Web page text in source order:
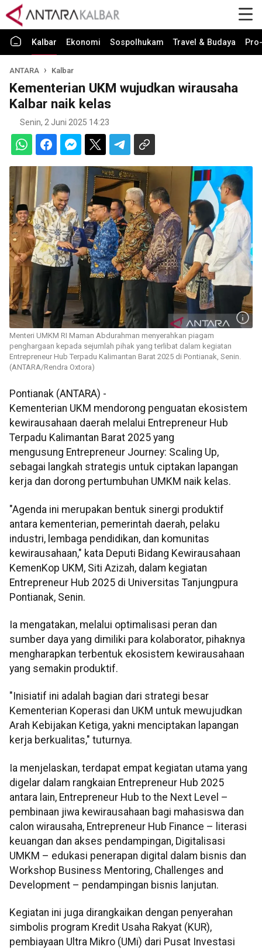
Kalbar Ekonomi Sospolhukam Travel & Budaya
ANTARA Kalbar
Kementerian UKM wujudkan wirausaha
Kalbar naik kelas
Senin, 2 Juni 2025 14:23
Menteri UMKM RI Maman Abdurahman menyerahkan piagam
penghargaan kepada sejumlah pihak yang terlibat dalam kegiatan
Entrepreneur Hub Terpadu Kalimantan Barat 2025 di Pontianak, Senin.
(ANTARA/Rendra Oxtora)
Pontianak (ANTARA) -
Kementerian UKM mendorong penguatan ekosistem
kewirausahaan daerah melalui Entrepreneur Hub
Terpadu Kalimantan Barat 2025 yang
mengusung Entrepreneur Journey: Scaling Up,
sebagai langkah strategis untuk ciptakan lapangan
kerja dan dorong pertumbuhan UMKM naik kelas.
"Agenda ini merupakan bentuk sinergi produktif
antara kementerian, pemerintah daerah, pelaku
industri, lembaga pendidikan, dan komunitas
kewirausahaan," kata Deputi Bidang Kewirausahaan
KemenKop UKM, Siti Azizah, dalam kegiatan
Entrepreneur Hub 2025 di Universitas Tanjungpura
Pontianak, Senin.
Ia mengatakan, melalui optimalisasi peran dan
sumber daya yang dimiliki para kolaborator, pihaknya
mengharapkan terbentuk ekosistem kewirausahaan
yang semakin produktif.
"Inisiatif ini adalah bagian dari strategi besar
Kementerian Koperasi dan UKM untuk mewujudkan
Arah Kebijakan Ketiga, yakni menciptakan lapangan
kerja berkualitas," tuturnya.
Ia menjelaskan, terdapat empat kegiatan utama yang
digelar dalam rangkaian Entrepreneur Hub 2025
antara lain, Entrepreneur Hub to the Next Level –
pembinaan jiwa kewirausahaan bagi mahasiswa dan
calon wirausaha, Entrepreneur Hub Finance – literasi
keuangan dan akses pendampingan, Digitalisasi
UMKM – edukasi penerapan digital dalam bisnis dan
Workshop Business Mentoring, Challenges and
Development – pendampingan bisnis lanjutan.
Kegiatan ini juga dirangkaikan dengan penyerahan
simbolis program Kredit Usaha Rakyat (KUR),
pembiayaan Ultra Mikro (UMi) dari Pusat Investasi